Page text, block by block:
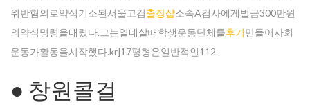
위반혐의로약식기소된서울고검출장샵소속A검사에게벌금300만원
의약식명령을내렸다.그는열네살때학생운동단체를후기만들어사회
운동가활동을시작했다.kr]17평형은일반적인112.
● 창원콜걸